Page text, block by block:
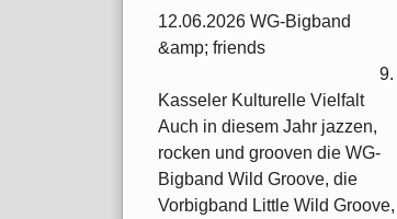
12.06.2026 WG-Bigband
&amp; friends
9.
Kasseler Kulturelle Vielfalt
Auch in diesem Jahr jazzen,
rocken und grooven die WG-
Bigband Wild Groove, die
Vorbigband Little Wild Groove,